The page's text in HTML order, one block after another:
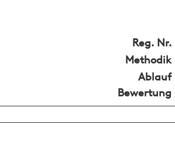
Reg. Nr.
Methodik
Ablauf
Bewertung